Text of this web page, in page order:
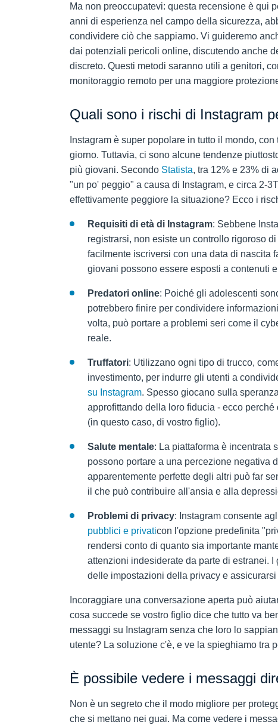
Ma non preoccupatevi: questa recensione è qui
anni di esperienza nel campo della sicurezza,
condividere ciò che sappiamo. Vi guideremo
dai potenziali pericoli online, discutendo anche
discreto. Questi metodi saranno utili a genitori,
monitoraggio remoto per una maggiore
Quali sono i rischi di Instagram
Instagram è super popolare in tutto il mondo,
giorno. Tuttavia, ci sono alcune tendenze
più giovani. Secondo Statista, tra 12% e 23% di
"un po' peggio" a causa di Instagram, e circa 2-
effettivamente peggiore la situazione? Ecco i
Requisiti di età di Instagram: Sebbene
registrarsi, non esiste un controllo rigoroso
facilmente iscriversi con una data di nascita
giovani possono essere esposti a contenuti
Predatori online: Poiché gli adolescenti
potrebbero finire per condividere
volta, può portare a problemi seri come il
reale.
Truffatori: Utilizzano ogni tipo di trucco,
investimento, per indurre gli utenti a
su Instagram. Spesso giocano sulla
approfittando della loro fiducia - ecco
(in questo caso, di vostro figlio).
Salute mentale: La piattaforma è incentrata
possono portare a una percezione negativa
apparentemente perfette degli altri può far
il che può contribuire all'ansia e alla
Problemi di privacy: Instagram consente
pubblici e privaticon l'opzione predefinita
rendersi conto di quanto sia importante
attenzioni indesiderate da parte di estranei.
delle impostazioni della privacy e
Incoraggiare una conversazione aperta può
cosa succede se vostro figlio dice che tutto va
messaggi su Instagram senza che loro lo
utente? La soluzione c'è, e ve la spieghiamo tra
È possibile vedere i messaggi
Non è un segreto che il modo migliore per
che si mettano nei guai. Ma come vedere i